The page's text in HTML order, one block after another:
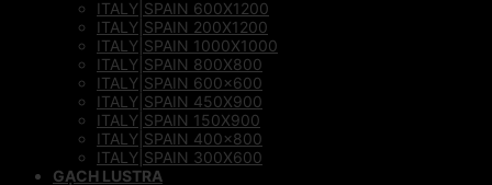
ITALY|SPAIN 600X1200
ITALY|SPAIN 200X1200
ITALY|SPAIN 1000X1000
ITALY|SPAIN 800X800
ITALY|SPAIN 600×600
ITALY|SPAIN 450X900
ITALY|SPAIN 150X900
ITALY|SPAIN 400×800
ITALY|SPAIN 300X600
GẠCH LUSTRA